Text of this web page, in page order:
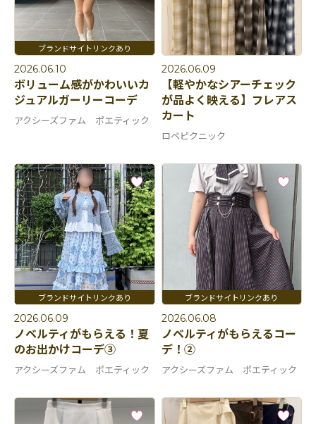
2026.06.10
ボリューム感がかわいいカ
ジュアルガーリーコーデ
アクシーズファム ポエティック
2026.06.09
【軽やかなシアーチェック
が品よく映える】フレアス
カート
ロペピクニック
2026.06.09
ノベルティがもらえる！夏
のお出かけコーデ③
アクシーズファム ポエティック
2026.06.08
ノベルティがもらえるコー
デ！②
アクシーズファム ポエティック